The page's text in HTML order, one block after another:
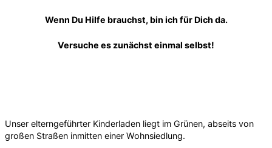
Wenn Du Hilfe brauchst, bin ich für Dich da.
Versuche es zunächst einmal selbst!
Unser elterngeführter Kinderladen liegt im Grünen, abseits von
großen Straßen inmitten einer Wohnsiedlung.